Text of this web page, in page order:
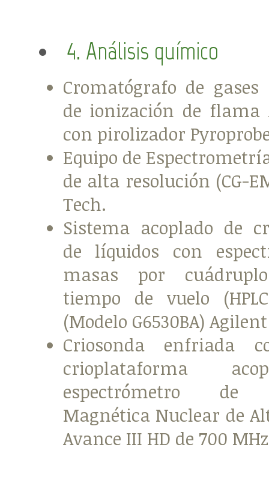
4. Análisis químico
Cromatógrafo de
de ionización de flama
con pirolizador
Equipo de
de alta resolución (CG-
Tech.
Sistema acoplado de
de líquidos con
masas por
tiempo de vuelo (HPLC-
(Modelo G6530BA)
Criosonda enfriada
crioplataforma
espectrómetro de
Magnética Nuclear de
Avance III HD de 700